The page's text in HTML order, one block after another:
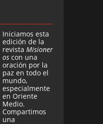
Iniciamos esta
edición de la
revista Misioner
os con una
oración por la
paz en todo el
mundo,
especialmente
en Oriente
Medio.
Compartimos
una